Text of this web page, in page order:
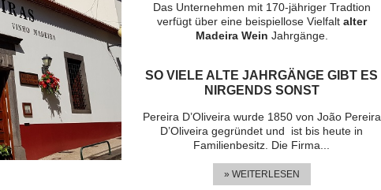
Das Unternehmen mit 170-jähriger Tradtion
verfügt über eine beispiellose Vielfalt alter
Madeira Wein Jahrgänge.
SO VIELE ALTE JAHRGÄNGE GIBT ES
NIRGENDS SONST
Pereira D’Oliveira wurde 1850 von João Pereira
D’Oliveira gegründet und ist bis heute in
Familienbesitz. Die Firma...
» WEITERLESEN